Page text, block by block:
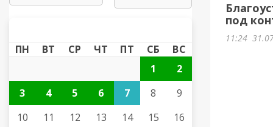
ПН ВТ СР ЧТ ПТ СБ
ВС
1
2
3
4 5 6 7 8
9
10
11 12 13 14 15
16
под
11:24